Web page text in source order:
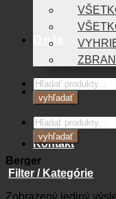
O nás
Blog
Kontakt
Products
search
vyhľadať
Products
search
vyhľadať
Berger
Filter / Kategórie
Zobrazený jediný